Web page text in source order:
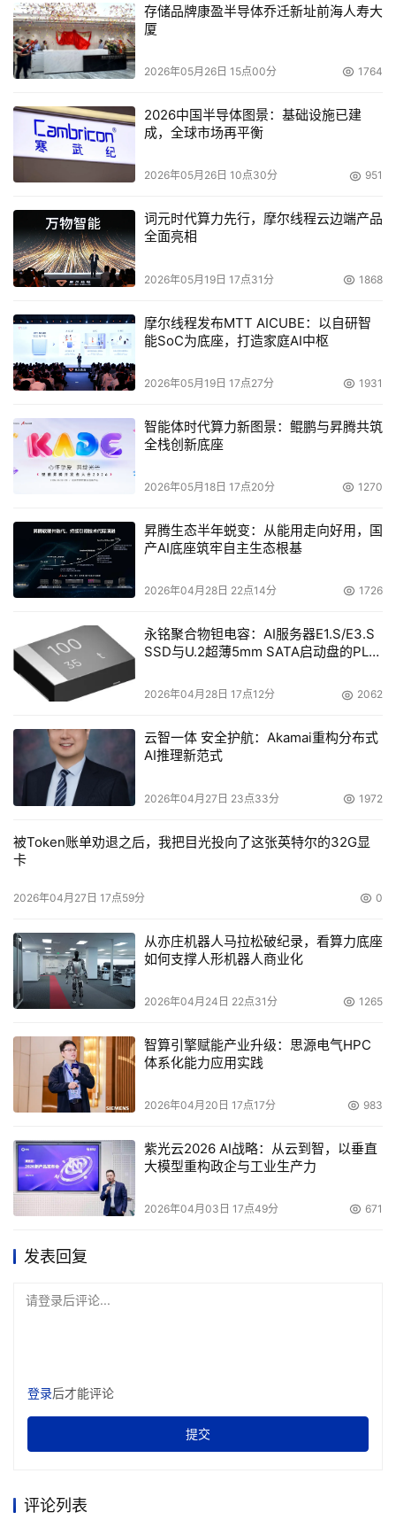
存储品牌康盈半导体乔迁新址前海人寿大
厦
2026年05月26日 15点00分 1764
2026中国半导体图景：基础设施已建
成，全球市场再平衡
2026年05月26日 10点30分 951
词元时代算力先行，摩尔线程云边端产品
全面亮相
2026年05月19日 17点31分 1868
摩尔线程发布MTT AICUBE：以自研智
能SoC为底座，打造家庭AI中枢
2026年05月19日 17点27分 1931
智能体时代算力新图景：鲲鹏与昇腾共筑
全栈创新底座
2026年05月18日 17点20分 1270
昇腾生态半年蜕变：从能用走向好用，国
产AI底座筑牢自主生态根基
2026年04月28日 22点14分 1726
永铭聚合物钽电容：AI服务器E1.S/E3.S
SSD与U.2超薄5mm SATA启动盘的PLP
2026年04月28日 17点12分 2062
云智一体 安全护航：Akamai重构分布式
AI推理新范式
2026年04月27日 23点33分 1972
被Token账单劝退之后，我把目光投向了这张英特尔的32G显
卡
2026年04月27日 17点59分 0
从亦庄机器人马拉松破纪录，看算力底座
如何支撑人形机器人商业化
2026年04月24日 22点31分 1265
智算引擎赋能产业升级：思源电气HPC
体系化能力应用实践
2026年04月20日 17点17分 983
紫光云2026 AI战略：从云到智，以垂直
大模型重构政企与工业生产力
2026年04月03日 17点49分 671
发表回复
请登录后评论...
登录后才能评论
提交
评论列表